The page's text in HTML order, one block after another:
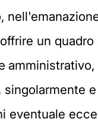
un
eventuale